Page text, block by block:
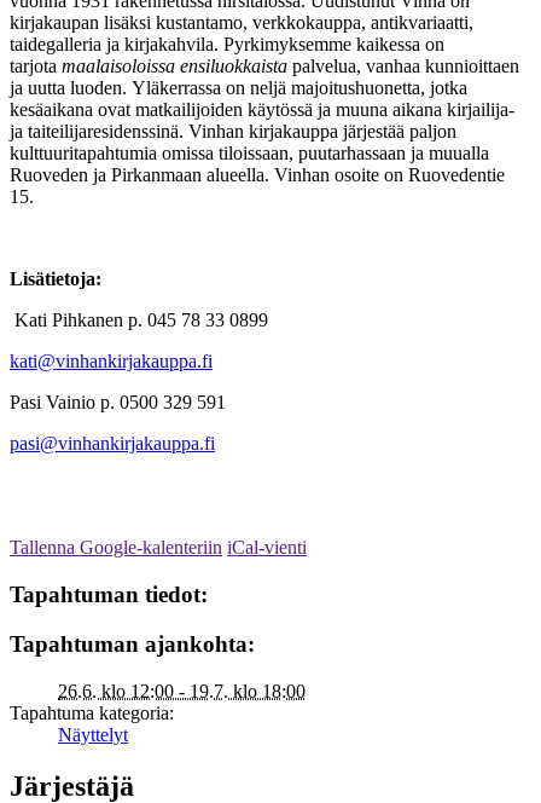
kirjakaupan lisäksi kustantamo, verkkokauppa, antikvariaatti,
taidegalleria ja kirjakahvila. Pyrkimyksemme kaikessa on
tarjota maalaisoloissa ensiluokkaista palvelua, vanhaa kunnioittaen
ja uutta luoden. Yläkerrassa on neljä majoitushuonetta, jotka
kesäaikana ovat matkailijoiden käytössä ja muuna aikana kirjailija-
ja taiteilijaresidenssinä. Vinhan kirjakauppa järjestää paljon
kulttuuritapahtumia omissa tiloissaan, puutarhassaan ja muualla
Ruoveden ja Pirkanmaan alueella. Vinhan osoite on Ruovedentie
15.
Lisätietoja:
Kati Pihkanen p. 045 78 33 0899
kati@vinhankirjakauppa.fi
Pasi Vainio p. 0500 329 591
pasi@vinhankirjakauppa.fi
Tallenna Google-kalenteriin iCal-vienti
Tapahtuman tiedot:
Tapahtuman ajankohta:
26.6. klo 12:00 - 19.7. klo 18:00
Tapahtuma kategoria:
Näyttelyt
Järjestäjä